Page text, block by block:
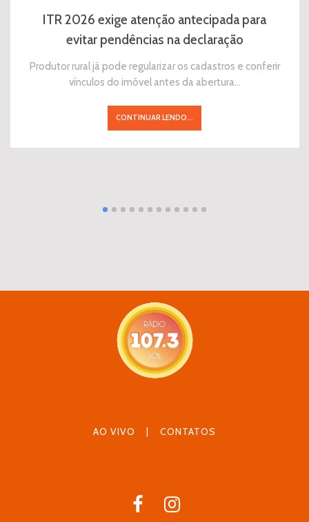
ITR 2026 exige atenção antecipada para
evitar pendências na declaração
Produtor rural já pode regularizar os cadastros e conferir
vínculos do imóvel antes da abertura…
CONTINUAR LENDO...
AO VIVO CONTATOS